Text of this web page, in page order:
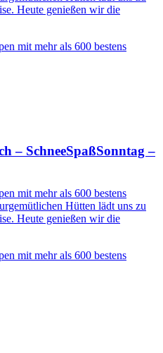
Heute genießen wir die
mit mehr als 600 bestens
– SchneeSpaßSonntag –
mit mehr als 600 bestens
Hütten lädt uns zu
Heute genießen wir die
mit mehr als 600 bestens